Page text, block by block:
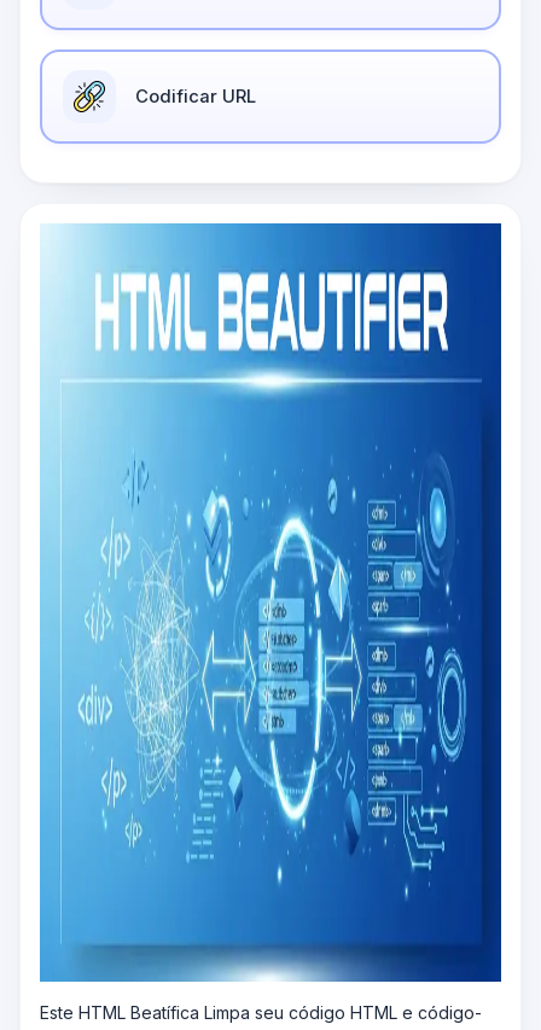
Codificar URL
Este HTML Beatífica Limpa seu código HTML e código-